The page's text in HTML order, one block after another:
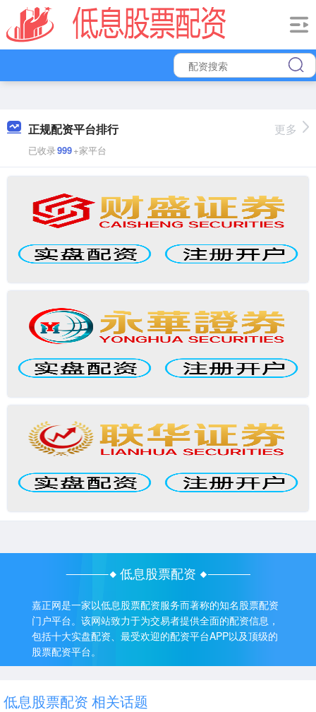
正规配资平台排行
已收录999+家平台
更多
低息股票配资
嘉正网是一家以低息股票配资服务而著称的知名股票配资
门户平台。该网站致力于为交易者提供全面的配资信息，
包括十大实盘配资、最受欢迎的配资平台APP以及顶级的
股票配资平台。
低息股票配资 相关话题